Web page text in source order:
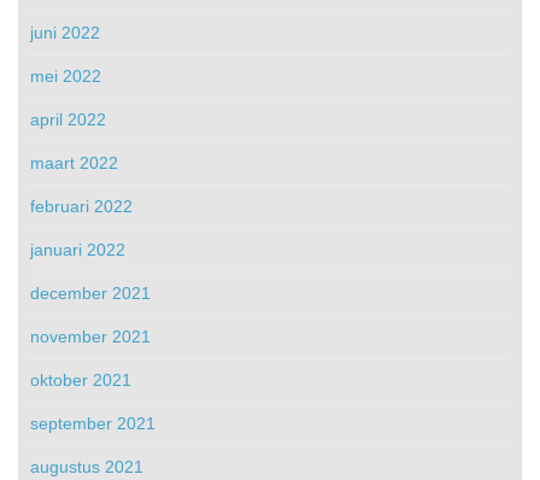
juni 2022
mei 2022
april 2022
maart 2022
februari 2022
januari 2022
december 2021
november 2021
oktober 2021
september 2021
augustus 2021